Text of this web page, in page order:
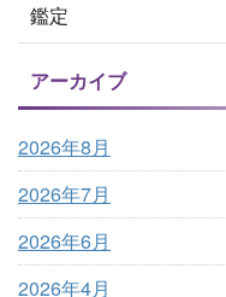
鑑定
アーカイブ
2026年8月
2026年7月
2026年6月
2026年4月